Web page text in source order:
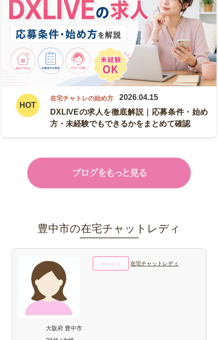
在宅チャトレの始め方
2026.04.15
DXLIVEの求人を徹底解説｜応募条件・始め
方・未経験でもできるかをまとめて確認
豊中市の在宅チャットレディ
大阪府 豊中市
サービス 在宅チャットレディ